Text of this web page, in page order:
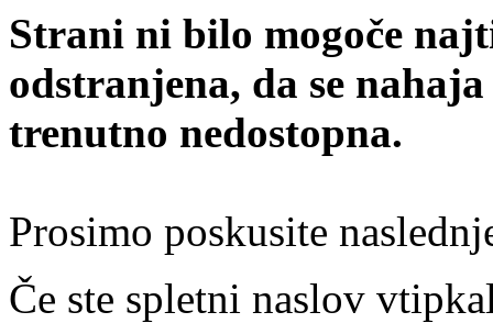
Strani ni bilo mogoče
odstranjena, da se
trenutno nedostopna.
Prosimo poskusite
Če ste spletni naslov